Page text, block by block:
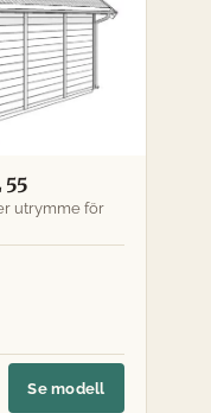
utrymme för
Se modell